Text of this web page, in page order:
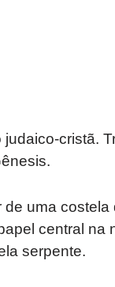
cristã.
uma
central na
serpente.